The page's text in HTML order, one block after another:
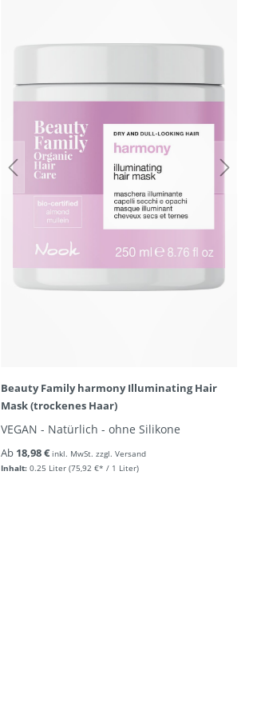
Beauty Family harmony Illuminating Hair
Mask (trockenes Haar)
VEGAN - Natürlich - ohne Silikone
Inhalt: 0.25 Liter (75,92 €* / 1 Liter)
Ab 18,98 € inkl. MwSt. zzgl. Versand